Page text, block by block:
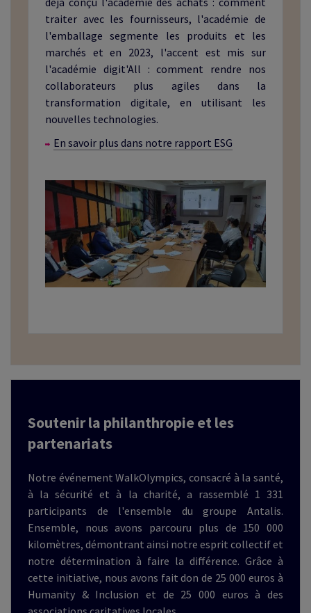
traiter avec les fournisseurs, l'académie de
l'emballage segmente les produits et les
marchés et en 2023, l'accent est mis sur
l'académie digit'All : comment rendre nos
collaborateurs plus agiles dans la
transformation digitale, en utilisant les
nouvelles technologies.
En savoir plus dans notre rapport ESG
Soutenir la philanthropie et les
partenariats
Notre événement WalkOlympics, consacré à la santé,
à la sécurité et à la charité, a rassemblé 1 331
participants de l'ensemble du groupe Antalis.
Ensemble, nous avons parcouru plus de 150 000
kilomètres, démontrant ainsi notre esprit collectif et
notre détermination à faire la différence. Grâce à
cette initiative, nous avons fait don de 25 000 euros à
Humanity & Inclusion et de 25 000 euros à des